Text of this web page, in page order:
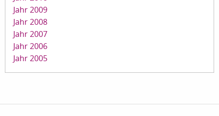
Jahr 2009
Jahr 2008
Jahr 2007
Jahr 2006
Jahr 2005